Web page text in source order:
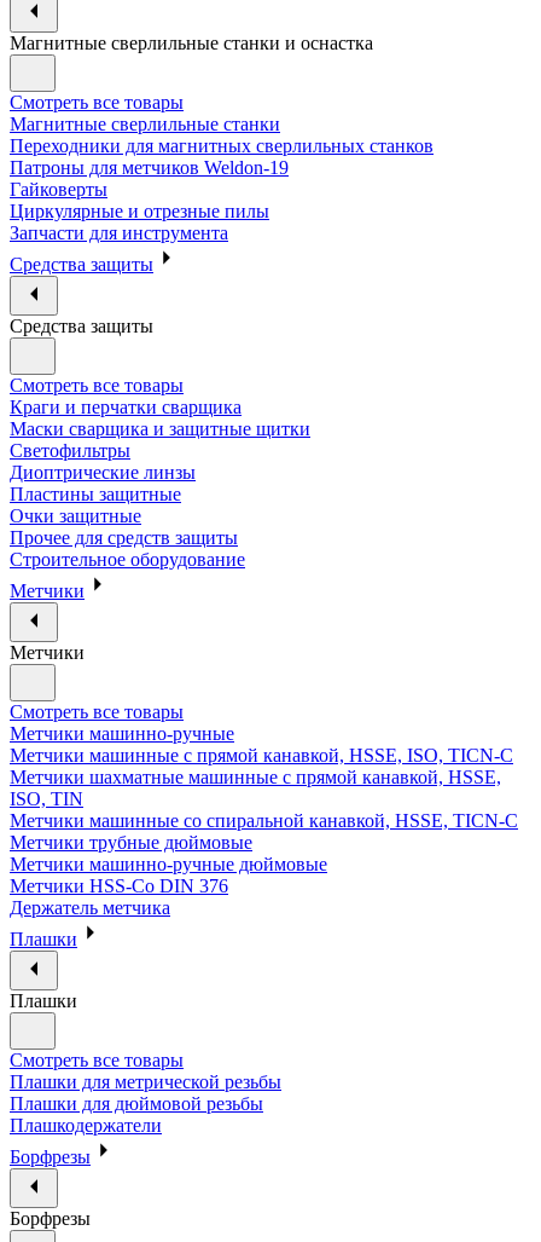
Магнитные сверлильные станки и оснастка
Смотреть все товары
Магнитные сверлильные станки
Переходники для магнитных сверлильных станков
Патроны для метчиков Weldon-19
Гайковерты
Циркулярные и отрезные пилы
Запчасти для инструмента
Средства защиты
Средства защиты
Смотреть все товары
Краги и перчатки сварщика
Маски сварщика и защитные щитки
Светофильтры
Диоптрические линзы
Пластины защитные
Очки защитные
Прочее для средств защиты
Строительное оборудование
Метчики
Метчики
Смотреть все товары
Метчики машинно-ручные
Метчики машинные с прямой канавкой, HSSE, ISO, TICN-C
Метчики шахматные машинные с прямой канавкой, HSSE,
ISO, TIN
Метчики машинные со спиральной канавкой, HSSE, TICN-C
Метчики трубные дюймовые
Метчики машинно-ручные дюймовые
Метчики HSS-Co DIN 376
Держатель метчика
Плашки
Плашки
Смотреть все товары
Плашки для метрической резьбы
Плашки для дюймовой резьбы
Плашкодержатели
Борфрезы
Борфрезы